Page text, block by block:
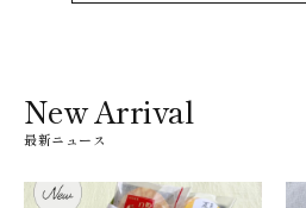
New Arrival
最新ニュース